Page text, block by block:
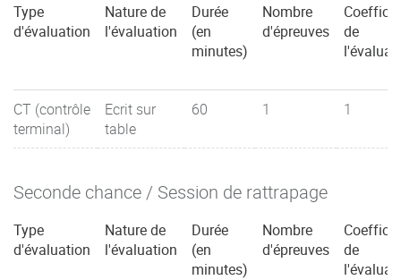
Type
d'évaluation
Nature de
l'évaluation
Durée
(en
minutes)
Nombre
d'épreuves
de
CT (contrôle
terminal)
Ecrit sur
table
60 1 1
Seconde chance / Session de rattrapage
Type
d'évaluation
Nature de
l'évaluation
Durée
(en
minutes)
Nombre
d'épreuves
de